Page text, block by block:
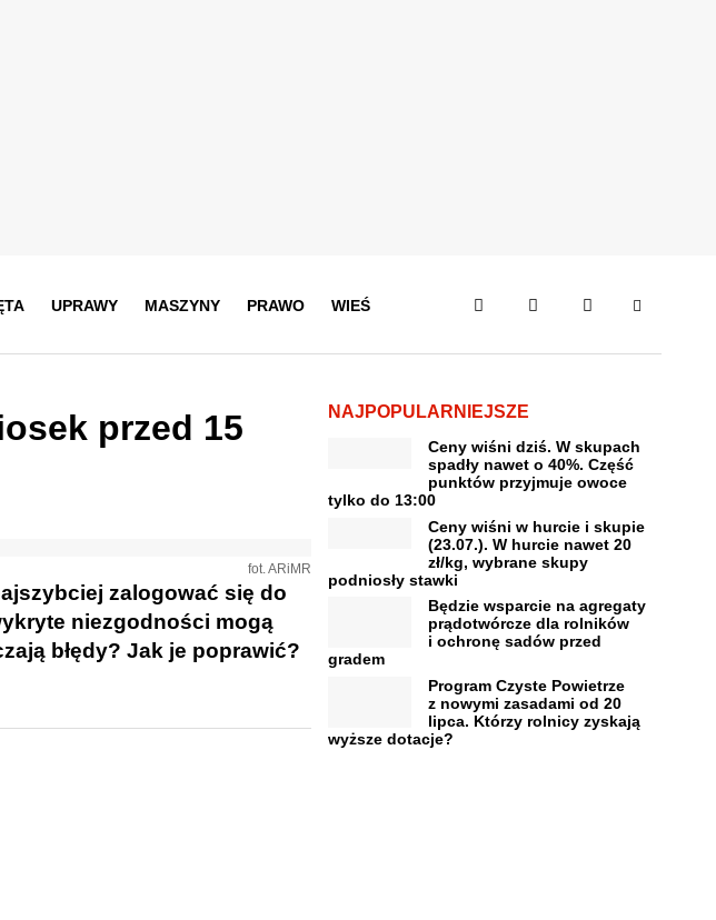
UPRAWY MASZYNY PRAWO WIEŚ
przed 15
fot. ARiMR
zalogować się do
niezgodności mogą
błędy? Jak je poprawić?
NAJPOPULARNIEJSZE
Ceny wiśni dziś. W skupach
spadły nawet o 40%. Część
punktów przyjmuje owoce
tylko do 13:00
Ceny wiśni w hurcie i skupie
(23.07.). W hurcie nawet 20
zł/kg, wybrane skupy
podniosły stawki
Będzie wsparcie na agregaty
prądotwórcze dla rolników
i ochronę sadów przed
gradem
Program Czyste Powietrze
z nowymi zasadami od 20
lipca. Którzy rolnicy zyskają
wyższe dotacje?